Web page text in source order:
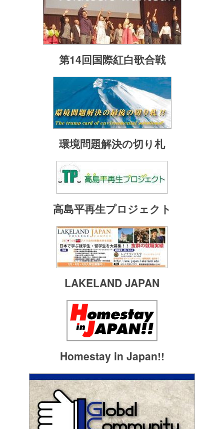
第14回国際紅白歌合戦
環境問題解決の切り札
高島平再生プロジェクト
LAKELAND JAPAN
Homestay in Japan!!